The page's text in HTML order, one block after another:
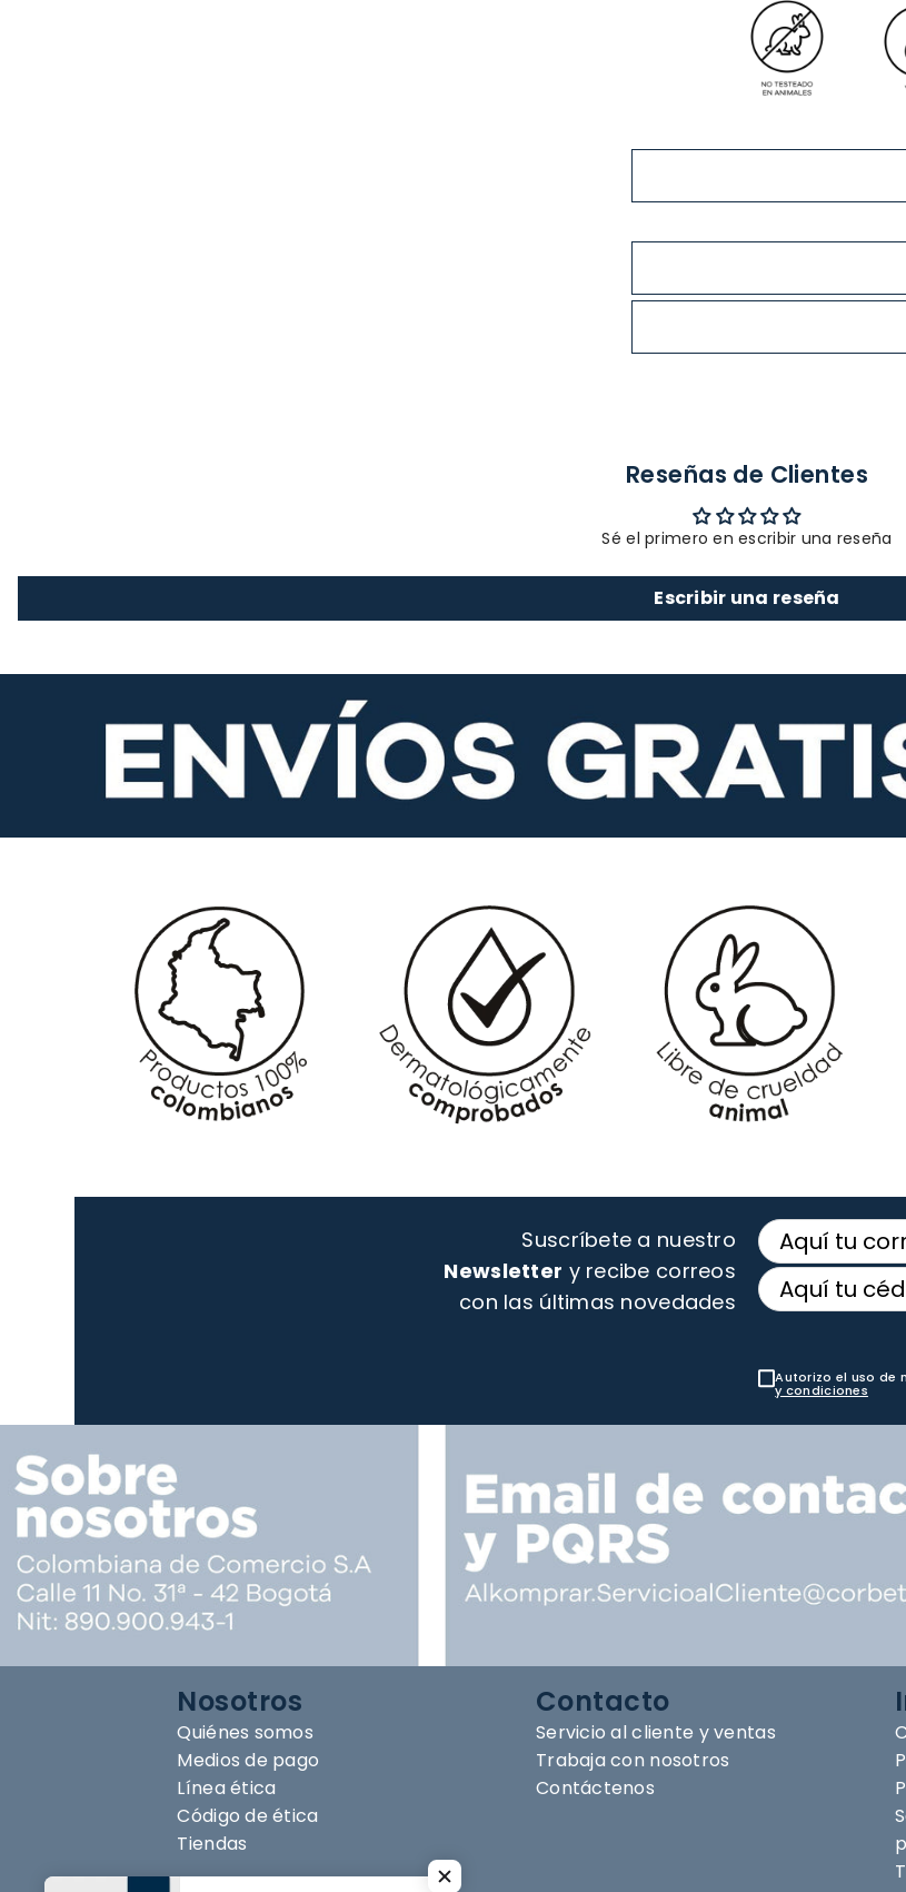
Reseñas de Clientes
Sé el primero en escribir una reseña
Escribir una reseña
Suscríbete a nuestro
Newsletter y recibe correos
con las últimas novedades
Autorizo el uso de
y condiciones
Nosotros
Quiénes somos
Medios de pago
Línea ética
Código de ética
Tiendas
Contacto
Servicio al cliente y ventas
Trabaja con nosotros
Contáctenos